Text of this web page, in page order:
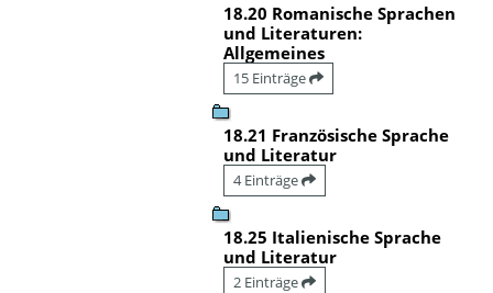
18.20 Romanische Sprachen
und Literaturen:
Allgemeines
15 Einträge
18.21 Französische Sprache
und Literatur
4 Einträge
18.25 Italienische Sprache
und Literatur
2 Einträge